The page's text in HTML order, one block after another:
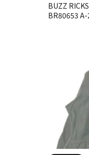
BUZZ
BR80653
ャケット